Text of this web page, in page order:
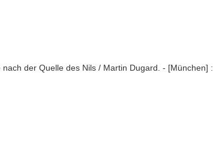
der Quelle des Nils / Martin Dugard. - [München] :